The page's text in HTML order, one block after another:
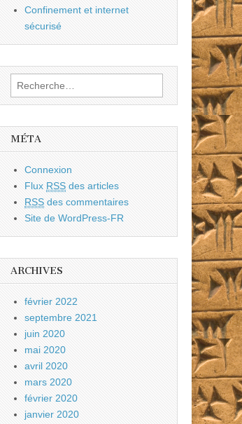
Confinement et internet
sécurisé
Rechercher :
MÉTA
Connexion
Flux RSS des articles
RSS des commentaires
Site de WordPress-FR
ARCHIVES
février 2022
septembre 2021
juin 2020
mai 2020
avril 2020
mars 2020
février 2020
janvier 2020